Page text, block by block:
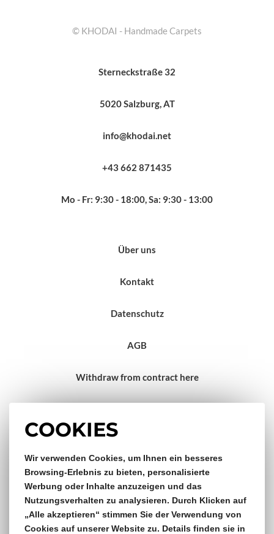
COOKIES
Wir verwenden Cookies, um Ihnen ein besseres
Browsing-Erlebnis zu bieten, personalisierte
Werbung oder Inhalte anzuzeigen und das
Nutzungsverhalten zu analysieren. Durch Klicken auf
„Alle akzeptieren“ stimmen Sie der Verwendung von
Cookies auf unserer Website zu. Details finden sie in
© KHODAI - Handmade Carpets
Sterneckstraße 32
5020 Salzburg, AT
info@khodai.net
+43 662 871435
Mo - Fr: 9:30 - 18:00, Sa: 9:30 - 13:00
Über uns
Kontakt
Datenschutz
AGB
Withdraw from contract here
Gratis Versand & Rückversand
ab €150,- Bestellwert
14 Tage Rückgaberecht